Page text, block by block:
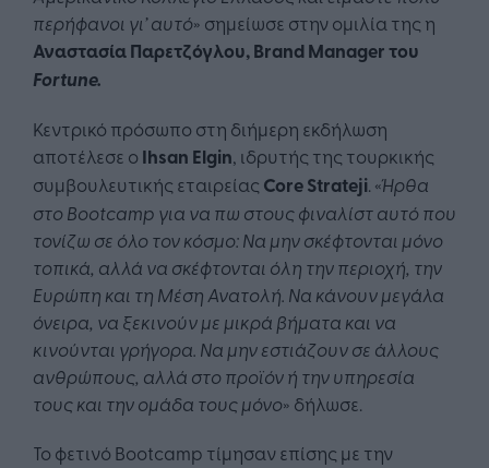
περήφανοι γι’ αυτό» σημείωσε στην ομιλία της η
Αναστασία Παρετζόγλου,BrandManagerτου
Fortune.
Κεντρικό πρόσωπο στη διήμερη εκδήλωση
αποτέλεσε ο Ihsan Elgin, ιδρυτής της τουρκικής
συμβουλευτικής εταιρείας CoreStrateji. «Ήρθα
στο Bootcamp για να πω στους φιναλίστ αυτό που
τονίζω σε όλο τον κόσμο: Να μην σκέφτονται μόνο
τοπικά, αλλά να σκέφτονται όλη την περιοχή, την
Ευρώπη και τη Μέση Ανατολή. Να κάνουν μεγάλα
όνειρα, να ξεκινούν με μικρά βήματα και να
κινούνται γρήγορα. Να μην εστιάζουν σε άλλους
ανθρώπους, αλλά στο προϊόν ή την υπηρεσία
τους και την ομάδα τους μόνο» δήλωσε.
Το φετινό Βootcamp τίμησαν επίσης με την